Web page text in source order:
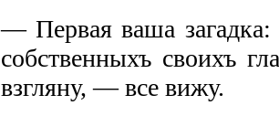
— Первая ваша загадка:
собственныхъ своихъ
взгляну, — все вижу.